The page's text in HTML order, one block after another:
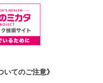
いてのご注意》